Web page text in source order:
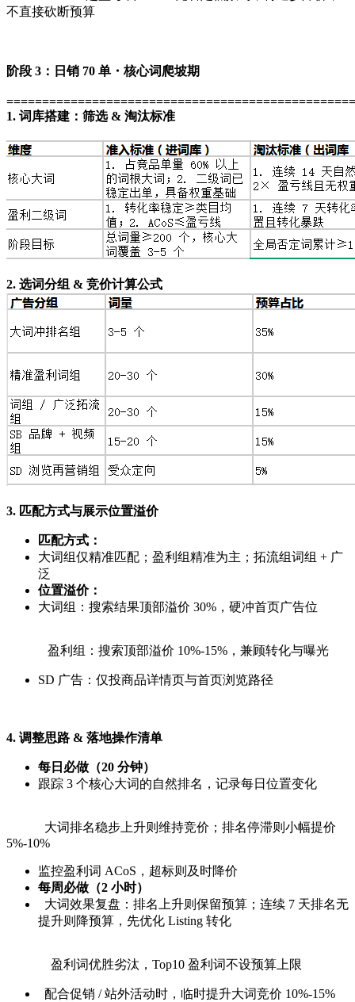
不直接砍断预算
阶段 3：日销 70 单・核心词爬坡期
1. 词库搭建：筛选 & 淘汰标准
2. 选词分组 & 竞价计算公式
3. 匹配方式与展示位置溢价
匹配方式：
大词组仅精准匹配；盈利组精准为主；拓流组词组 + 广
泛
位置溢价：
大词组：搜索结果顶部溢价 30%，硬冲首页广告位
盈利组：搜索顶部溢价 10%-15%，兼顾转化与曝光
SD 广告：仅投商品详情页与首页浏览路径
4. 调整思路 & 落地操作清单
每日必做（20 分钟）
跟踪 3 个核心大词的自然排名，记录每日位置变化
大词排名稳步上升则维持竞价；排名停滞则小幅提价
5%-10%
监控盈利词 ACoS，超标则及时降价
每周必做（2 小时）
大词效果复盘：排名上升则保留预算；连续 7 天排名无
提升则降预算，先优化 Listing 转化
盈利词优胜劣汰，Top10 盈利词不设预算上限
配合促销 / 站外活动时，临时提升大词竞价 10%-15%